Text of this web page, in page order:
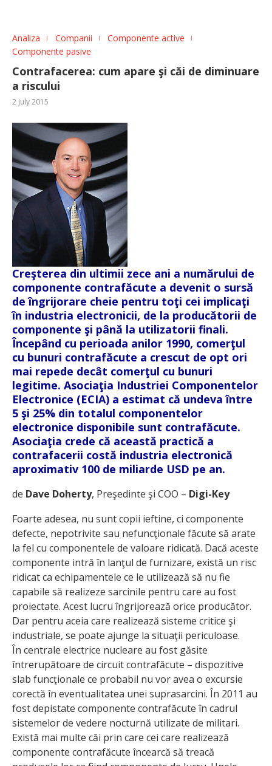
Analiza Companii
Componente active
Componente pasive
Contrafacerea: cum apare şi căi de diminuare
a riscului
2 July 2015
Creşterea din ultimii zece ani a numărului de
componente contrafăcute a devenit o sursă
de îngrijorare cheie pentru toţi cei implicaţi
în industria electronicii, de la producătorii de
componente şi până la utilizatorii finali.
Începând cu perioada anilor 1990, comerţul
cu bunuri contrafăcute a crescut de opt ori
mai repede decât comerţul cu bunuri
legitime. Asociaţia Industriei Componentelor
Electronice (ECIA) a estimat că undeva între
5 şi 25% din totalul componentelor
electronice disponibile sunt contrafăcute.
Asociaţia crede că această practică a
contrafacerii costă industria electronică
aproximativ 100 de miliarde USD pe an.
de Dave Doherty, Preşedinte şi COO – Digi-Key
Foarte adesea, nu sunt copii ieftine, ci componente
defecte, nepotrivite sau nefuncţionale făcute să arate
la fel cu componentele de valoare ridicată. Dacă aceste
componente intră în lanţul de furnizare, există un risc
ridicat ca echipamentele ce le utilizează să nu fie
capabile să realizeze sarcinile pentru care au fost
proiectate. Acest lucru îngrijorează orice producător.
Dar pentru aceia care realizează sisteme critice şi
industriale, se poate ajunge la situaţii periculoase.
În centrale electrice nucleare au fost găsite
întrerupătoare de circuit contrafăcute – dispozitive
slab funcţionale ce probabil nu vor avea o excursie
corectă în eventualitatea unei suprasarcini. În 2011 au
fost depistate componente contrafăcute în cadrul
sistemelor de vedere nocturnă utilizate de militari.
Există mai multe căi prin care cei care realizează
componente contrafăcute încearcă să treacă